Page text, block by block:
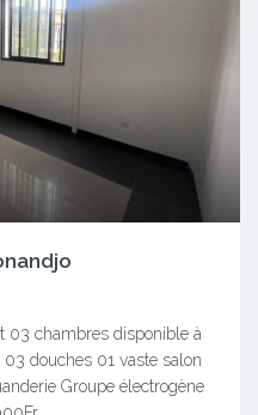
03 chambres disponible à
douches 01 vaste salon
Groupe électrogène